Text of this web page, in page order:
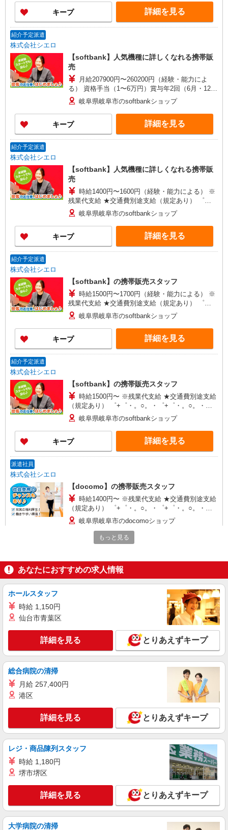
い・週払い可能（規程有）★ ゜・。○。・゜
+゜・。○。・゜+゜
キープ 詳細を見る
紹介予定派遣
株式会社シエロ
【softbank】人気機種に詳しくなれる携帯販
売
月給207900円〜260200円（経験・能力によ
る） 資格手当（1〜6万円）賞与年2回（6月・12
月・実績最高5.4カ月分） 未経験から入社半年で
年収400万円以上への昇給実績あり ※残業代支給
★交通費別途支給（規定あり） ゜+゜・。○。・゜
+゜・。○。・゜+゜ 入社祝い金10万円支給(規定
有) お友達を紹介頂くと, インセンティブ支給(規定
岐阜県岐阜市のsoftbankショップ
キープ 詳細を見る
紹介予定派遣
株式会社シエロ
【softbank】人気機種に詳しくなれる携帯販
売
時給1400円〜1600円（経験・能力による） ※
残業代支給 ★交通費別途支給（規定あり） ゜
+゜・。○。・゜+゜・。○。・゜+゜ 入社祝い金10
万円支給(規定有) お友達を紹介頂くと, インセンテ
ィブ支給(規定有) ★月2回払い・週払い可能（規程
有）★ ゜・。○。・゜+゜・。○。・゜+゜
岐阜県岐阜市のsoftbankショップ
キープ 詳細を見る
紹介予定派遣
株式会社シエロ
【softbank】の携帯販売スタッフ
時給1500円〜1700円（経験・能力による） ※
残業代支給 ★交通費別途支給（規定あり） ゜
+゜・。○。・゜+゜・。○。・゜+゜ 入社祝い金10
万円支給(規定有) お友達を紹介頂くと, インセンテ
ィブ支給(規定有) ★月2回払い・週払い可能（規程
有）★ ゜・。○。・゜+゜・。○。・゜+゜
岐阜県岐阜市のsoftbankショップ
キープ 詳細を見る
紹介予定派遣
株式会社シエロ
【softbank】の携帯販売スタッフ
時給1500円〜 ※残業代支給 ★交通費別途支給
（規定あり） ゜+゜・。○。・゜+゜・。○。・゜
+゜ 入社祝い金10万円支給(規定有) お友達を紹介
頂くと, インセンティブ支給(規定有) ★月2回払
い・週払い可能（規程有）★ ゜・。○。・゜
+゜・。○。・゜+゜
岐阜県岐阜市のsoftbankショップ
キープ 詳細を見る
派遣社員
株式会社シエロ
【docomo】の携帯販売スタッフ
時給1400円〜 ※残業代支給 ★交通費別途支給
（規定あり） ゜+゜・。○。・゜+゜・。○。・゜
+゜ 入社祝い金10万円支給(規定有) お友達を紹介
頂くと, インセンティブ支給(規定有) ★月2回払
い・週払い可能（規程有）★ ゜・。○。・゜
+゜・。○。・゜+゜
岐阜県岐阜市のdocomoショップ
派遣社員
株式会社シエロ
【au】人気機種に詳しくなれる携帯販売
時給1400〜1600円（経験・能力による） ※残
業代支給 ★交通費別途支給（規定あり） ゜
+゜・。○。・゜+゜・。○。・゜+゜ 入社祝い金10
万円支給(規定有) お友達を紹介頂くと, インセンテ
ィブ支給(規定有) ★月2回払い・週払い可能（規程
有）★ ゜・。○。・゜+゜・。○。・゜+゜
キープ 詳細を見る
紹介予定派遣
株式会社シエロ
時給1600円〜 ※別途インセンティブ、職能評
価制度あり ※残業代支給 ★交通費別途支給（規定
あり） ゜+゜・。○。・゜+゜・。○。・゜+゜ 入
社祝い金10万円支給(規定有) お友達を紹介頂くと,
インセンティブ支給(規定有) ★月2回払い・週払い
可能（規程有）★ ゜・。○。・゜+゜・。○。・゜
岐阜県岐阜市の家電量販店
キープ 詳細を見る
派遣社員
【au】人気機種に詳しくなれる携帯販売
時給1400〜1600円（経験・能力による） ※残
業代支給 ★交通費別途支給（規定あり） ゜
+゜・。○。・゜+゜・。○。・゜+゜ 入社祝い金10
もっと見る
あなたにおすすめの求人情報
ホールスタッフ
時給 1,150円
仙台市青葉区
詳細を見る とりあえずキープ
総合病院の清掃
月給 257,400円
港区
詳細を見る とりあえずキープ
レジ・商品陳列スタッフ
時給 1,180円
堺市堺区
詳細を見る とりあえずキープ
大学病院の清掃